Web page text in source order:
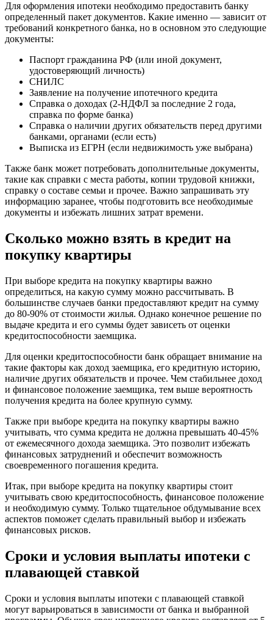
Для оформления ипотеки необходимо предоставить банку
определенный пакет документов. Какие именно — зависит от
требований конкретного банка, но в основном это следующие
документы:
Паспорт гражданина РФ (или иной документ,
удостоверяющий личность)
СНИЛС
Заявление на получение ипотечного кредита
Справка о доходах (2-НДФЛ за последние 2 года,
справка по форме банка)
Справка о наличии других обязательств перед другими
банками, органами (если есть)
Выписка из ЕГРН (если недвижимость уже выбрана)
Также банк может потребовать дополнительные документы,
такие как справки с места работы, копии трудовой книжки,
справку о составе семьи и прочее. Важно запрашивать эту
информацию заранее, чтобы подготовить все необходимые
документы и избежать лишних затрат времени.
Сколько можно взять в кредит на
покупку квартиры
При выборе кредита на покупку квартиры важно
определиться, на какую сумму можно рассчитывать. В
большинстве случаев банки предоставляют кредит на сумму
до 80-90% от стоимости жилья. Однако конечное решение по
выдаче кредита и его суммы будет зависеть от оценки
кредитоспособности заемщика.
Для оценки кредитоспособности банк обращает внимание на
такие факторы как доход заемщика, его кредитную историю,
наличие других обязательств и прочее. Чем стабильнее доход
и финансовое положение заемщика, тем выше вероятность
получения кредита на более крупную сумму.
Также при выборе кредита на покупку квартиры важно
учитывать, что сумма кредита не должна превышать 40-45%
от ежемесячного дохода заемщика. Это позволит избежать
финансовых затруднений и обеспечит возможность
своевременного погашения кредита.
Итак, при выборе кредита на покупку квартиры стоит
учитывать свою кредитоспособность, финансовое положение
и необходимую сумму. Только тщательное обдумывание всех
аспектов поможет сделать правильный выбор и избежать
финансовых рисков.
Сроки и условия выплаты ипотеки с
плавающей ставкой
Сроки и условия выплаты ипотеки с плавающей ставкой
могут варьироваться в зависимости от банка и выбранной